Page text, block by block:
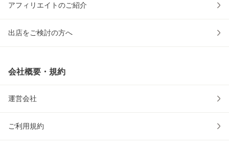
アフィリエイトのご紹介
出店をご検討の方へ
会社概要・規約
運営会社
ご利用規約